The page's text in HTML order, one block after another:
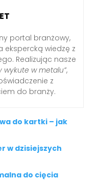
portal branżowy,
ekspercką wiedzę z
Realizując nasze
wykute w metalu”,
z
do branży.
do kartki – jak
w dzisiejszych
do cięcia